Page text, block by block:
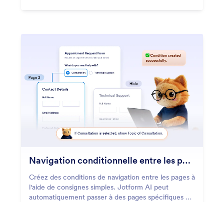
Navigation conditionnelle entre les pages
Créez des conditions de navigation entre les pages à
l'aide de consignes simples. Jotform AI peut
automatiquement passer à des pages spécifiques ou